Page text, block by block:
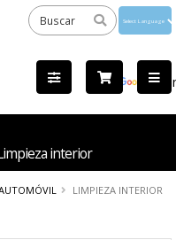
by
interior
LIMPIEZA INTERIOR